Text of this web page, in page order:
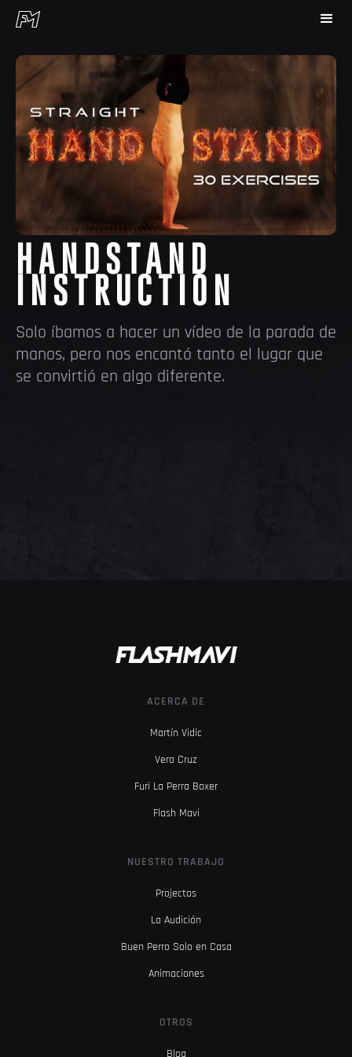
HANDSTAND
INSTRUCTION
Solo íbamos a hacer un vídeo de la parada de
manos, pero nos encantó tanto el lugar que
se convirtió en algo diferente.
ACERCA DE
Martín Vidic
Vero Cruz
Furi La Perra Boxer
Flash Mavi
NUESTRO TRABAJO
Projectos
La Audición
Buen Perro Solo en Casa
Animaciones
OTROS
Blog